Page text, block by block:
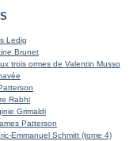
Ledig
Brunet
trois ormes de Valentin Musso
Rabhi
Grimaldi
Patterson
Emmanuel Schmitt (tome 4)